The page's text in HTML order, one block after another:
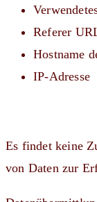
Referer
Hostname
IP-Adresse
Es findet keine
von Daten zur